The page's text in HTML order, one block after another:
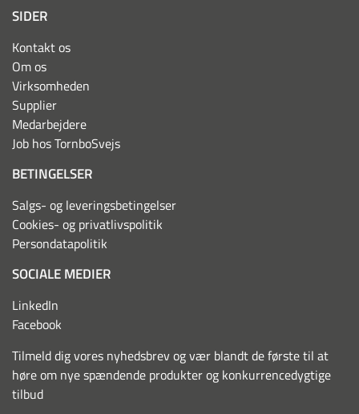
SIDER
Kontakt os
Om os
Virksomheden
Supplier
Medarbejdere
Job hos TornboSvejs
BETINGELSER
Salgs- og leveringsbetingelser
Cookies- og privatlivspolitik
Persondatapolitik
SOCIALE MEDIER
LinkedIn
Facebook
Tilmeld dig vores nyhedsbrev og vær blandt de første til at
høre om nye spændende produkter og konkurrencedygtige
tilbud